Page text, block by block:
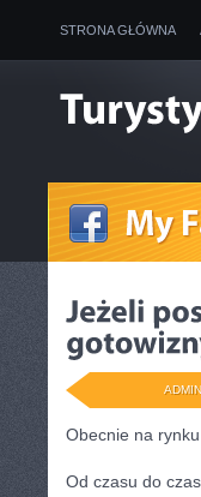
STRONA GŁÓWNA
ADMIN
Obecnie na
Od czasu do